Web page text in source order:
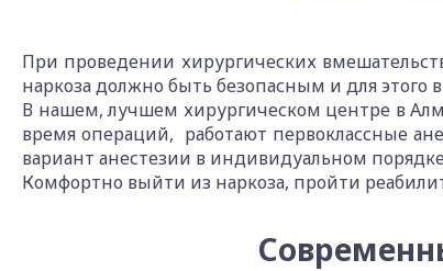
При проведении хирургических
наркоза должно быть безопасным и для этого
В нашем, лучшем хирургическом центре в
время операций, работают первоклассные
вариант анестезии в индивидуальном
Комфортно выйти из наркоза, пройти